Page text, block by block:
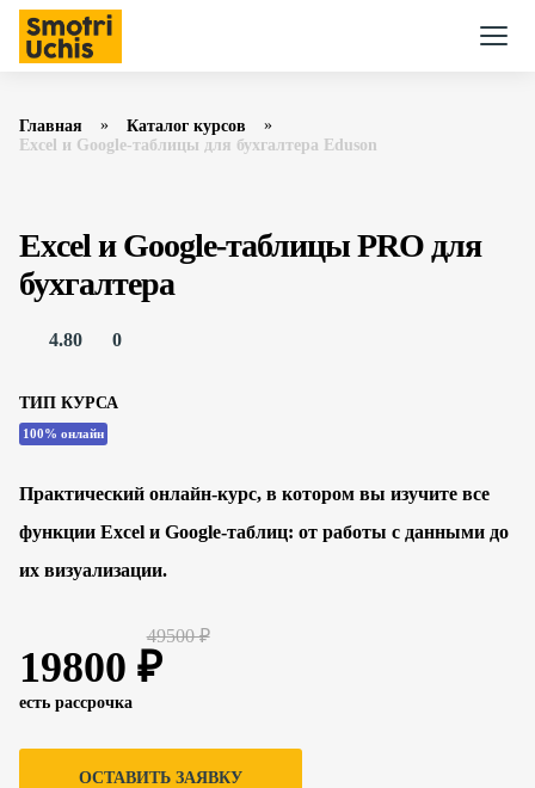
Главная
Каталог курсов
Excel и Google-таблицы для бухгалтера Eduson
Excel и Google-таблицы PRO для
бухгалтера
4.80 0
ТИП КУРСА
100% онлайн
Практический онлайн-курс, в котором вы изучите все
функции Excel и Google-таблиц: от работы с данными до
их визуализации.
49500 ₽
19800 ₽
есть рассрочка
ОСТАВИТЬ ЗАЯВКУ